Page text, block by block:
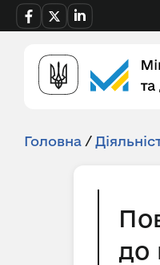
Головна /
до